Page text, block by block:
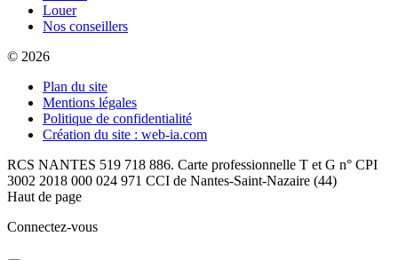
Louer
Nos conseillers
© 2026
Plan du site
Mentions légales
Politique de confidentialité
Création du site : web-ia.com
RCS NANTES 519 718 886. Carte professionnelle T et G n° CPI
3002 2018 000 024 971 CCI de Nantes-Saint-Nazaire (44)
Haut de page
Connectez-vous